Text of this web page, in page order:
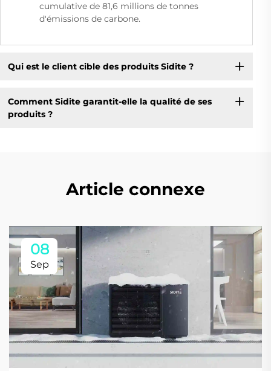
cumulative de 81,6 millions de tonnes
d'émissions de carbone.
Qui est le client cible des produits Sidite ?
Comment Sidite garantit-elle la qualité de ses
produits ?
Article connexe
08
Sep